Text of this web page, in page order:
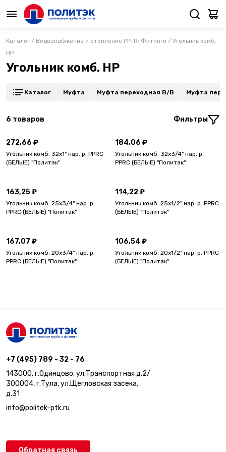
Каталог / Водоснабжение и отопление PP-R: Фитинги / Угольник комб.
НР
Угольник комб. НР
Каталог Муфта Муфта переходная В/В Муфта
6 товаров Фильтры
272,66 ₽
Угольник комб. 32х1" нар. р. PPRC
(БЕЛЫЕ) "Политэк"
184,06 ₽
Угольник комб. 32х3/4" нар. р.
PPRC (БЕЛЫЕ) "Политэк"
163,25 ₽
Угольник комб. 25х3/4" нар. р.
PPRC (БЕЛЫЕ) "Политэк"
114,22 ₽
Угольник комб. 25х1/2" нар. р. PPRC
(БЕЛЫЕ) "Политэк"
167,07 ₽
Угольник комб. 20х3/4" нар. р.
PPRC (БЕЛЫЕ) "Политэк"
106,54 ₽
Угольник комб. 20х1/2" нар. р. PPRC
(БЕЛЫЕ) "Политэк"
+7 (495) 789 - 32 - 76
143000, г.Одинцово, ул.Транспортная д.2/
300004, г.Тула, ул.Щегловская засека,
д.31
info@politek-ptk.ru
Обратная связь